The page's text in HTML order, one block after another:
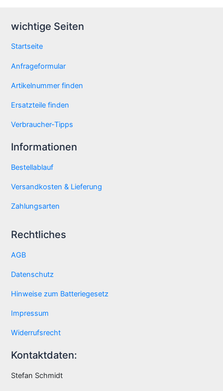
wichtige Seiten
Startseite
Anfrageformular
Artikelnummer finden
Ersatzteile finden
Verbraucher-Tipps
Informationen
Bestellablauf
Versandkosten & Lieferung
Zahlungsarten
Rechtliches
AGB
Datenschutz
Hinweise zum Batteriegesetz
Impressum
Widerrufsrecht
Kontaktdaten:
Stefan Schmidt